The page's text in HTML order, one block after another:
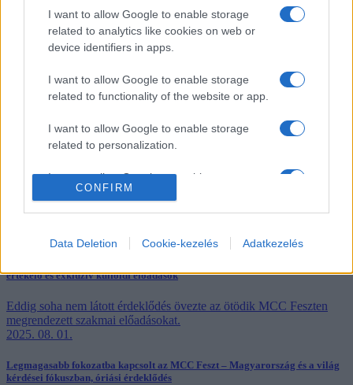
I want to allow Google to enable storage
related to analytics like cookies on web or
device identifiers in apps.
I want to allow Google to enable storage
related to functionality of the website or app.
I want to allow Google to enable storage
related to personalization.
I want to allow Google to enable storage
related to security, including authentication
functionality and fraud prevention, and other
CONFIRM
Data Deletion Cookie-kezelés Adatkezelés
A program folyamatosan frissül. A programváltozás jogát
fenntartjuk.
Programtáblázat Részletes program Edu sétány Programfüzet
2026. 06. 15.
Tájékoztatás az idei MCC Fesztről
A kialakult helyzetre való tekintettel a 2026-os MCC Feszt nem
kerül megrendezésre.
értékelő és exkluzív külföldi előadások
Eddig soha nem látott érdeklődés övezte az ötödik MCC Feszten
megrendezett szakmai előadásokat.
2025. 08. 01.
Legmagasabb fokozatba kapcsolt az MCC Feszt – Magyarország és a világ
kérdései fókuszban, óriási érdeklődés